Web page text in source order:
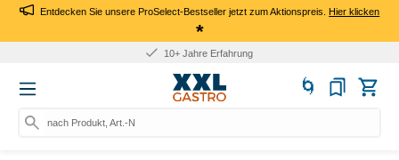
Entdecken Sie unsere ProSelect-Bestseller jetzt zum Aktionspreis.Hier klicken
*
10+ Jahre Erfahrung
nach Produkt, Art.-Nr., Marke